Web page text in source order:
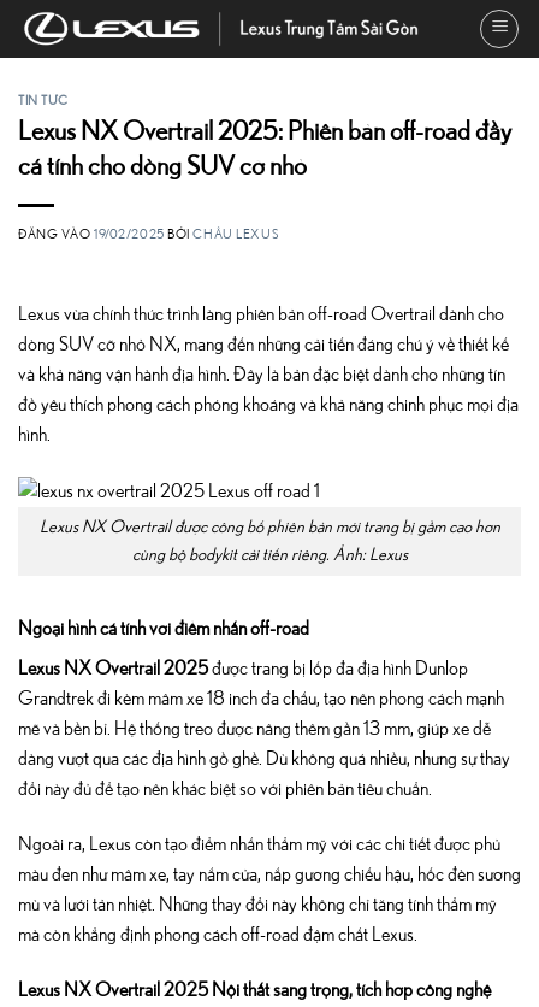
dungTIN TỨC
Lexus NX Overtrail 2025: Phiên bản off-road đầy
cá tính cho dòng SUV cỡ nhỏ
ĐĂNG VÀO19/02/2025 BỞICHÂU LEXUS
Lexus vừa chính thức trình làng phiên bản off-road Overtrail dành cho
dòng SUV cỡ nhỏ NX, mang đến những cải tiến đáng chú ý về thiết kế
và khả năng vận hành địa hình. Đây là bản đặc biệt dành cho những tín
đồ yêu thích phong cách phóng khoáng và khả năng chinh phục mọi địa
hình.
Lexus NX Overtrail được công bố phiên bản mới trang bị gầm cao hơn
cùng bộ bodykit cải tiến riêng. Ảnh: Lexus
Ngoại hình cá tính với điểm nhấn off-road
Lexus NX Overtrail 2025được trang bị lốp đa địa hình Dunlop
Grandtrek đi kèm mâm xe 18 inch đa chấu, tạo nên phong cách mạnh
mẽ và bền bỉ. Hệ thống treo được nâng thêm gần 13 mm, giúp xe dễ
dàng vượt qua các địa hình gồ ghề. Dù không quá nhiều, nhưng sự thay
đổi này đủ để tạo nên khác biệt so với phiên bản tiêu chuẩn.
Ngoài ra, Lexus còn tạo điểm nhấn thẩm mỹ với các chi tiết được phủ
màu đen như mâm xe, tay nắm cửa, nắp gương chiếu hậu, hốc đèn sương
mù và lưới tản nhiệt. Những thay đổi này không chỉ tăng tính thẩm mỹ
mà còn khẳng định phong cách off-road đậm chất Lexus.
Lexus NX Overtrail 2025 Nội thất sang trọng, tích hợp công nghệ